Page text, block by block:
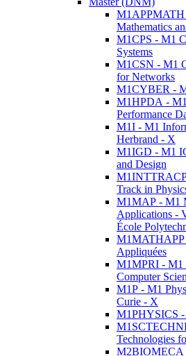
Mathematics
M1CPS - M1
Systems
M1CSN - M1
for Networks
M1CYBER -
M1HPDA -
Performance
M1I - M1
Herbrand - X
M1IGD - M1
and Design
Track in
M1MAP - M1
Applications -
École
M1MATHAPP
Appliquées
M1MPRI - M1
Computer
M1P - M1
Curie - X
M1PHYSICS
Technologies
M2BIOMECA